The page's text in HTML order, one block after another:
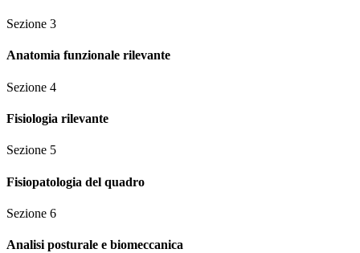
Sezione 3
Anatomia funzionale rilevante
Sezione 4
Fisiologia rilevante
Sezione 5
Fisiopatologia del quadro
Sezione 6
Analisi posturale e biomeccanica